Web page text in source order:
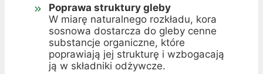
Poprawa struktury gleby
W miarę naturalnego rozkładu, kora
sosnowa dostarcza do gleby cenne
substancje organiczne, które
poprawiają jej strukturę i wzbogacają
ją w składniki odżywcze.